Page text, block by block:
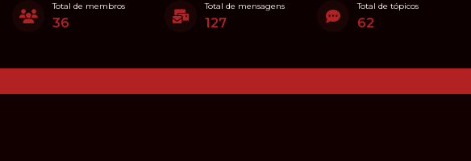
Total de membros
36
Total de mensagens
127
Total de tópicos
62